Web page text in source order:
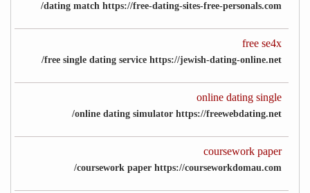
dating match https://free-dating-sites-free-personals.com/
free se4x
free single dating service https://jewish-dating-online.net/
online dating single
online dating simulator https://freewebdating.net/
coursework paper
coursework paper https://courseworkdomau.com/